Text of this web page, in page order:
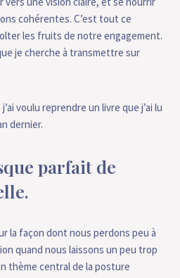
cohérentes. C’est tout ce
les fruits de notre engagement.
je cherche à transmettre sur
voulu reprendre un livre que j’ai lu
dernier.
parfait de
la façon dont nous perdons peu à
quand nous laissons un peu trop
thème central de la posture